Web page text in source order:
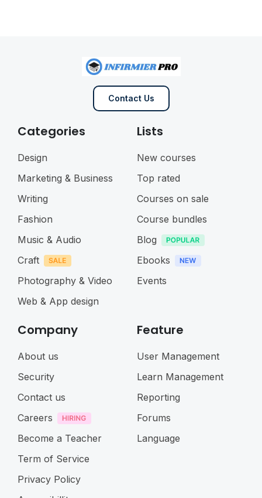
Contact Us
Categories
Design
Marketing & Business
Writing
Fashion
Music & Audio
Craft
Photography & Video
Web & App design
Lists
New courses
Top rated
Courses on sale
Course bundles
Blog
Ebooks
Events
Company
About us
Security
Contact us
Careers
Become a Teacher
Term of Service
Privacy Policy
Feature
User Management
Learn Management
Reporting
Forums
Language